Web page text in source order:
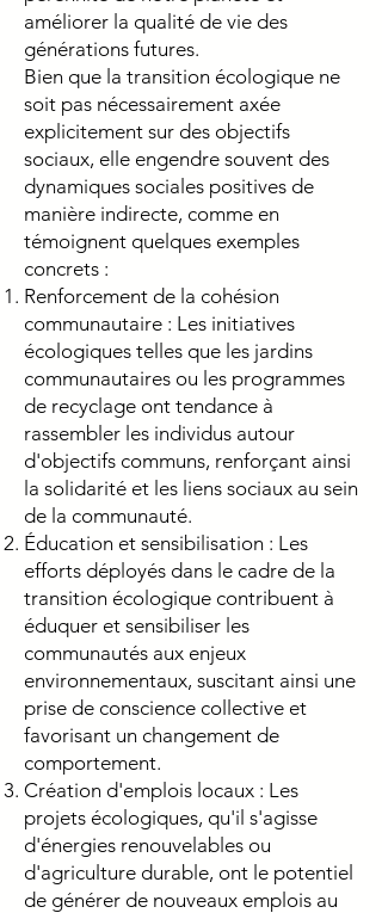
améliorer la qualité de vie des
générations futures.
Bien que la transition écologique ne
soit pas nécessairement axée
explicitement sur des objectifs
sociaux, elle engendre souvent des
dynamiques sociales positives de
manière indirecte, comme en
témoignent quelques exemples
concrets :
Renforcement de la cohésion
communautaire : Les initiatives
écologiques telles que les jardins
communautaires ou les programmes
de recyclage ont tendance à
rassembler les individus autour
d'objectifs communs, renforçant ainsi
la solidarité et les liens sociaux au sein
de la communauté.
Éducation et sensibilisation : Les
efforts déployés dans le cadre de la
transition écologique contribuent à
éduquer et sensibiliser les
communautés aux enjeux
environnementaux, suscitant ainsi une
prise de conscience collective et
favorisant un changement de
comportement.
Création d'emplois locaux : Les
projets écologiques, qu'il s'agisse
d'énergies renouvelables ou
d'agriculture durable, ont le potentiel
de générer de nouveaux emplois au